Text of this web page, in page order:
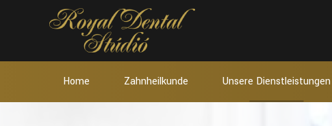
Home Zahnheilkunde Unsere Dienstleistungen